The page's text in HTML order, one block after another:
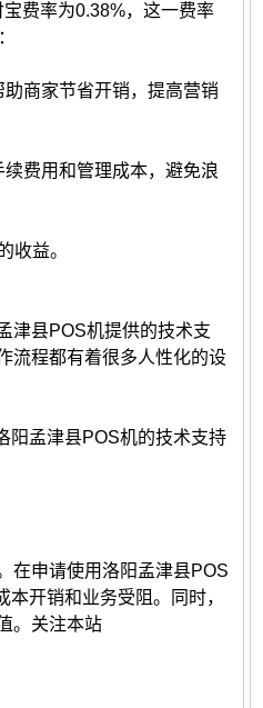
费率为0.38%，这一费率
商家节省开销，提高营销
费用和管理成本，避免浪
收益。
津县POS机提供的技术支
流程都有着很多人性化的设
阳孟津县POS机的技术支持
在申请使用洛阳孟津县POS
开销和业务受阻。同时，
。关注本站